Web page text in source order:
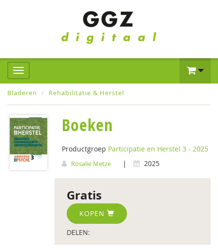
Bladeren Rehabilitatie & Herstel
Boeken
Productgroep Participatie en Herstel 3 - 2025
Rosalie Metze | 2025
Gratis
KOPEN
DELEN: